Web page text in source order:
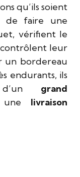
qu’ils soient
de faire une
vérifient le
contrôlent leur
un bordereau
endurants, ils
grand
une livraison